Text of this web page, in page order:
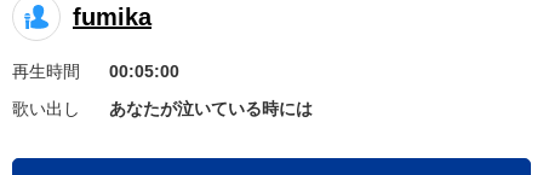
キャンペーン
お知らせ よくあるご質問
DAMの新曲・ランキングなど
fumika
再生時間
00:05:00
歌い出し
あなたが泣いている時には